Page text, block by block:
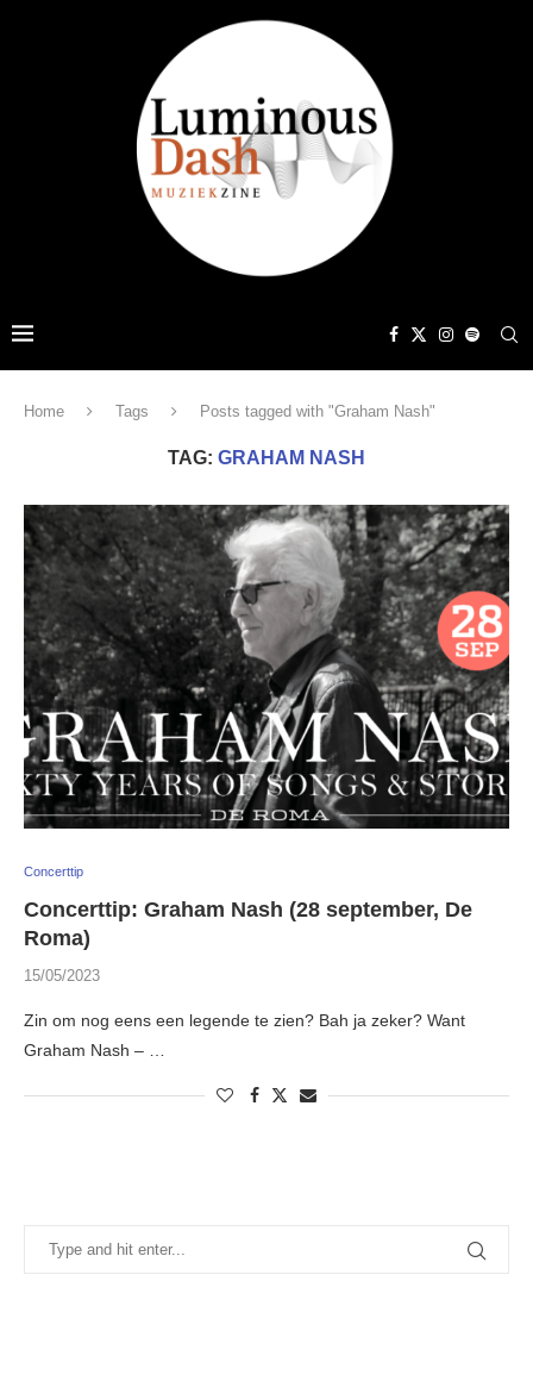
Home Tags Posts tagged with "Graham Nash"
TAG: GRAHAM NASH
Concerttip
Concerttip: Graham Nash (28 september, De
Roma)
15/05/2023
Zin om nog eens een legende te zien? Bah ja zeker? Want
Graham Nash – …